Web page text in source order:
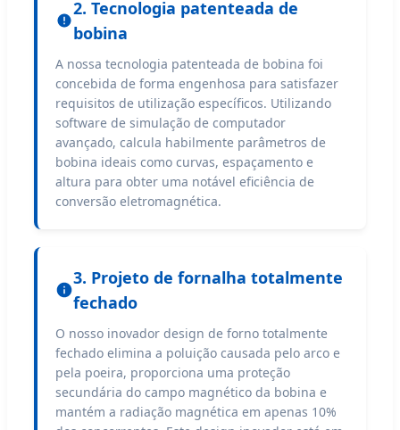
2. Tecnologia patenteada de
bobina
A nossa tecnologia patenteada de bobina foi
concebida de forma engenhosa para satisfazer
requisitos de utilização específicos. Utilizando
software de simulação de computador
avançado, calcula habilmente parâmetros de
bobina ideais como curvas, espaçamento e
altura para obter uma notável eficiência de
conversão eletromagnética.
3. Projeto de fornalha totalmente
fechado
O nosso inovador design de forno totalmente
fechado elimina a poluição causada pelo arco e
pela poeira, proporciona uma proteção
secundária do campo magnético da bobina e
mantém a radiação magnética em apenas 10%